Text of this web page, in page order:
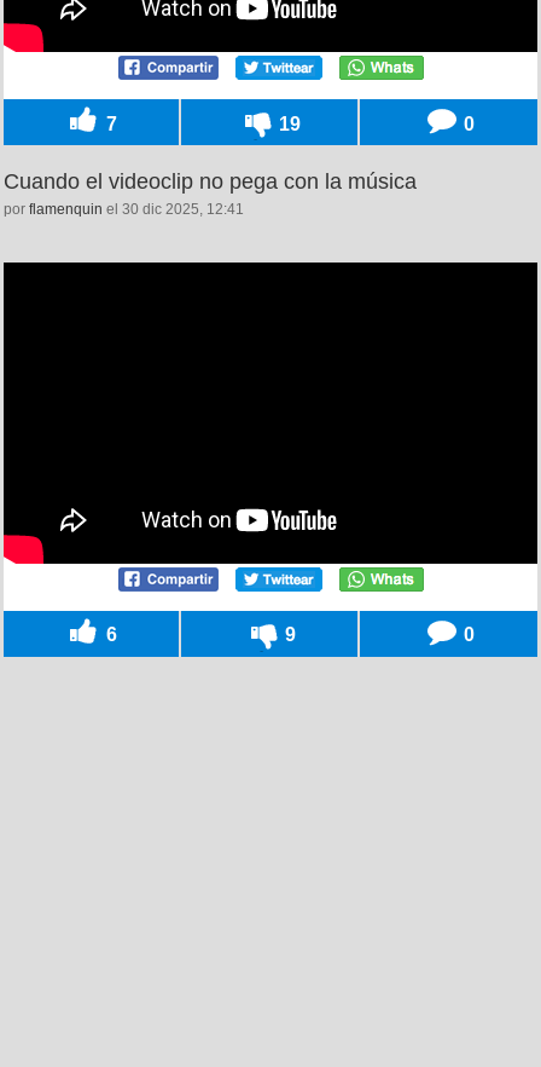
7 19 0
Cuando el videoclip no pega con la música
por flamenquin el 30 dic 2025, 12:41
6 9 0